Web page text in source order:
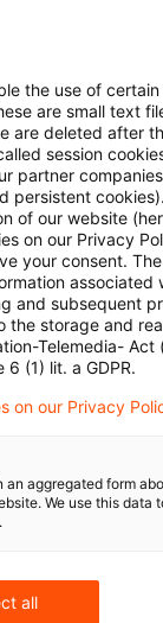
hat in
BFH und FG
...
wie
BFH und
the use of
are small text
are deleted after
session
partner
persistent
of our website
on our Privacy
your consent.
associated
and subsequent
the storage and
Telemedia- Act
(1) lit. a GDPR.
on our Privacy
aggregated form
We use this data
all